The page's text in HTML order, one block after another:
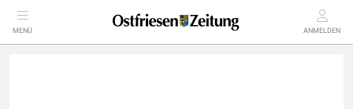
MENÜ ANMELDEN